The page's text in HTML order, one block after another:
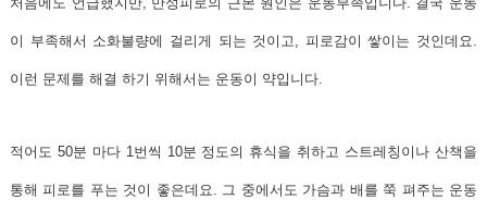
이 부족해서 소화불량에 걸리게 되는 것이고, 피로감이 쌓이는 것인데요.
이런 문제를 해결 하기 위해서는 운동이 약입니다.
적어도 50분 마다 1번씩 10분 정도의 휴식을 취하고 스트레칭이나 산책을
통해 피로를 푸는 것이 좋은데요. 그 중에서도 가슴과 배를 쭉 펴주는 운동